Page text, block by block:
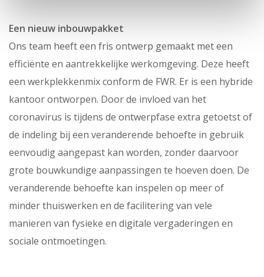
Een nieuw inbouwpakket
Ons team heeft een fris ontwerp gemaakt met een
efficiënte en aantrekkelijke werkomgeving. Deze heeft
een werkplekkenmix conform de FWR. Er is een hybride
kantoor ontworpen. Door de invloed van het
coronavirus is tijdens de ontwerpfase extra getoetst of
de indeling bij een veranderende behoefte in gebruik
eenvoudig aangepast kan worden, zonder daarvoor
grote bouwkundige aanpassingen te hoeven doen. De
veranderende behoefte kan inspelen op meer of
minder thuiswerken en de facilitering van vele
manieren van fysieke en digitale vergaderingen en
sociale ontmoetingen.